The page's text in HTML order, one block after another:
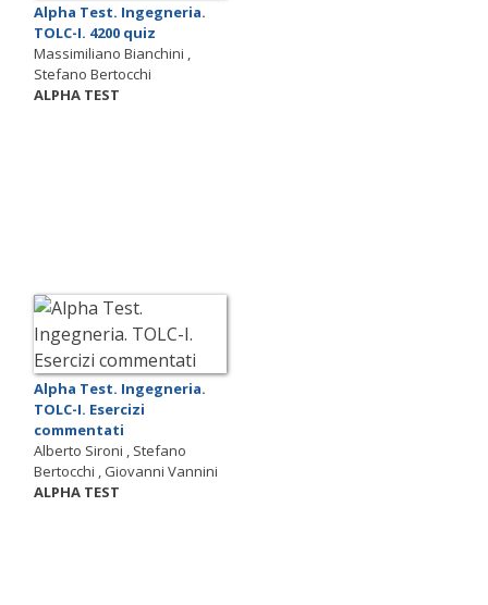
Alpha Test. Ingegneria.
TOLC-I. 4200 quiz
Massimiliano Bianchini ,
Stefano Bertocchi
ALPHA TEST
Alpha Test. Ingegneria.
TOLC-I. Esercizi
commentati
Alberto Sironi , Stefano
Bertocchi , Giovanni Vannini
ALPHA TEST